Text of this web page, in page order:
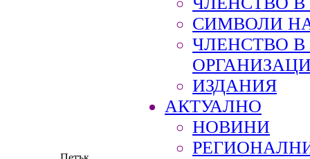
СИМВОЛИ
ЧЛЕНСТВО
ИЗДАНИЯ
АКТУАЛНО
НОВИНИ